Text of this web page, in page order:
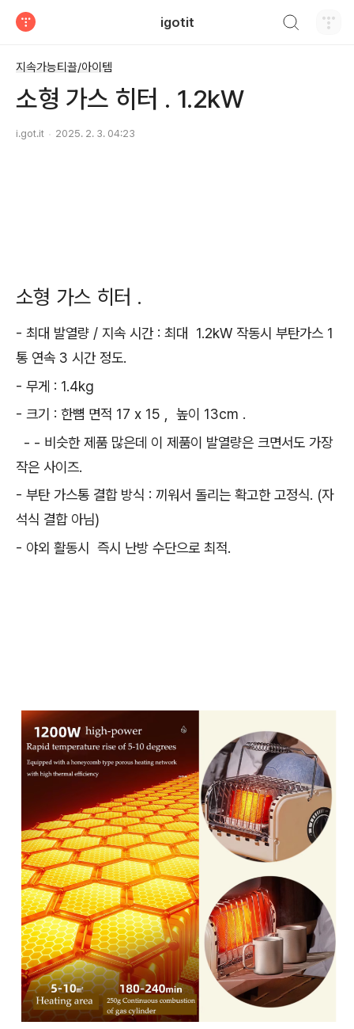
igotit
지속가능티끌/아이템
소형 가스 히터 . 1.2kW
i.got.it 2025. 2. 3. 04:23
소형 가스 히터 .
- 최대 발열량 / 지속 시간 : 최대 1.2kW 작동시 부탄가스 1
통 연속 3 시간 정도.
- 무게 : 1.4kg
- 크기 : 한뼘 면적 17 x 15 , 높이 13cm .
- - 비슷한 제품 많은데 이 제품이 발열량은 크면서도 가장
작은 사이즈.
- 부탄 가스통 결합 방식 : 끼워서 돌리는 확고한 고정식. (자
석식 결합 아님)
- 야외 활동시 즉시 난방 수단으로 최적.